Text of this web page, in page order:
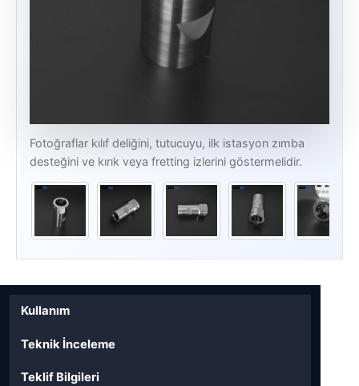
Fotoğraflar kılıf deliğini, tutucuyu, ilk istasyon zımba
desteğini ve kırık veya fretting izlerini göstermelidir.
Kullanım
Teknik İnceleme
Teklif Bilgileri